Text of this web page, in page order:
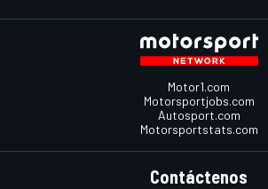
Motor1.com
Motorsportjobs.com
Autosport.com
Motorsportstats.com
Contáctenos